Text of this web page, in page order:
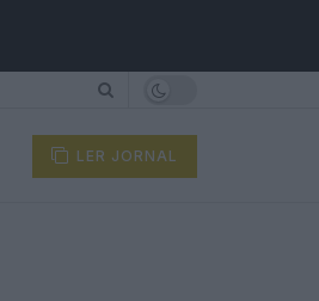
LER JORNAL